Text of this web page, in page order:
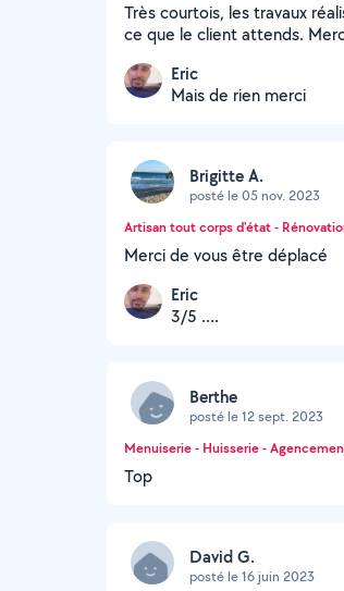
Très courtois, les travaux
ce que le client attends.
Eric
Mais de rien merci
Brigitte A.
posté le 05 nov. 2023
Artisan tout corps d'état -
Merci de vous être déplacé
Eric
3/5 ….
Berthe
posté le 12 sept. 2023
Menuiserie - Huisserie -
Top
David G.
posté le 16 juin 2023